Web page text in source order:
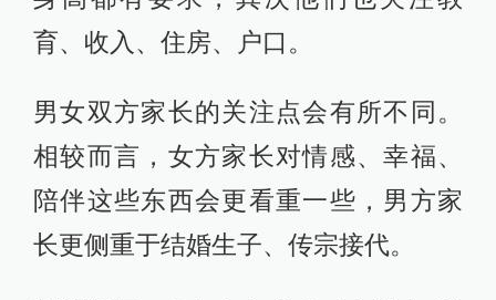
育、收入、住房、户口。
男女双方家长的关注点会有所不同。
相较而言，女方家长对情感、幸福、
陪伴这些东西会更看重一些，男方家
长更侧重于结婚生子、传宗接代。